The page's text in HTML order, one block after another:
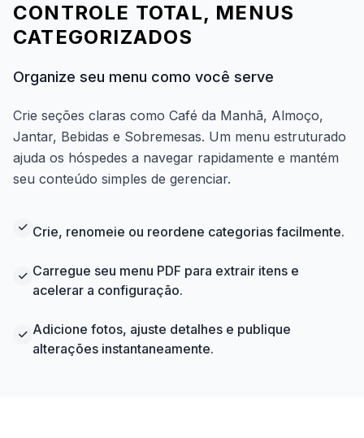
CONTROLE TOTAL, MENUS
CATEGORIZADOS
Organize seu menu como você serve
Crie seções claras como Café da Manhã, Almoço,
Jantar, Bebidas e Sobremesas. Um menu estruturado
ajuda os hóspedes a navegar rapidamente e mantém
seu conteúdo simples de gerenciar.
Crie, renomeie ou reordene categorias facilmente.
Carregue seu menu PDF para extrair itens e
acelerar a configuração.
Adicione fotos, ajuste detalhes e publique
alterações instantaneamente.